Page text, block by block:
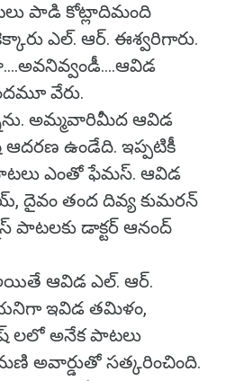
పాడి కోట్లాదిమంది
ఎల్. ఆర్. ఈశ్వరిగారు.
వేరు.
అమ్మవారిమీద ఆవిడ
ఉండేది. ఇప్పటికీ
ఎంతో ఫేమస్. ఆవిడ
దైవం తంద దివ్య కుమరన్
పాటలకు డాక్టర్ ఆనంద్
అయితే ఆవిడ ఎల్. ఆర్.
ఇవిడ తమిళం,
లలో అనేక పాటలు
అవార్డుతో సత్కరించింది.